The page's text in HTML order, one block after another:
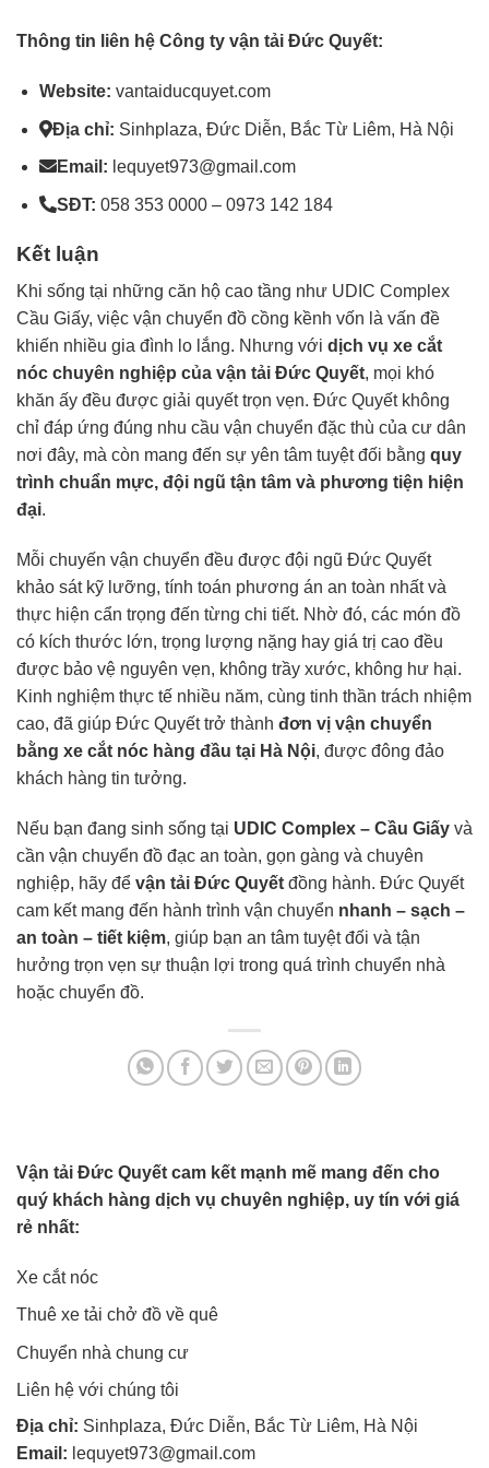
Thông tin liên hệ Công ty vận tải Đức Quyết:
Website: vantaiducquyet.com
Địa chỉ: Sinhplaza, Đức Diễn, Bắc Từ Liêm, Hà Nội
Email: lequyet973@gmail.com
SĐT: 058 353 0000 – 0973 142 184
Kết luận
Khi sống tại những căn hộ cao tầng như UDIC Complex
Cầu Giấy, việc vận chuyển đồ cồng kềnh vốn là vấn đề
khiến nhiều gia đình lo lắng. Nhưng với dịch vụ xe cắt
nóc chuyên nghiệp của vận tải Đức Quyết, mọi khó
khăn ấy đều được giải quyết trọn vẹn. Đức Quyết không
chỉ đáp ứng đúng nhu cầu vận chuyển đặc thù của cư dân
nơi đây, mà còn mang đến sự yên tâm tuyệt đối bằng quy
trình chuẩn mực, đội ngũ tận tâm và phương tiện hiện
đại.
Mỗi chuyến vận chuyển đều được đội ngũ Đức Quyết
khảo sát kỹ lưỡng, tính toán phương án an toàn nhất và
thực hiện cẩn trọng đến từng chi tiết. Nhờ đó, các món đồ
có kích thước lớn, trọng lượng nặng hay giá trị cao đều
được bảo vệ nguyên vẹn, không trầy xước, không hư hại.
Kinh nghiệm thực tế nhiều năm, cùng tinh thần trách nhiệm
cao, đã giúp Đức Quyết trở thành đơn vị vận chuyển
bằng xe cắt nóc hàng đầu tại Hà Nội, được đông đảo
khách hàng tin tưởng.
Nếu bạn đang sinh sống tại UDIC Complex – Cầu Giấy và
cần vận chuyển đồ đạc an toàn, gọn gàng và chuyên
nghiệp, hãy để vận tải Đức Quyết đồng hành. Đức Quyết
cam kết mang đến hành trình vận chuyển nhanh – sạch –
an toàn – tiết kiệm, giúp bạn an tâm tuyệt đối và tận
hưởng trọn vẹn sự thuận lợi trong quá trình chuyển nhà
hoặc chuyển đồ.
Vận tải Đức Quyết cam kết mạnh mẽ mang đến cho
quý khách hàng dịch vụ chuyên nghiệp, uy tín với giá
rẻ nhất:
Xe cắt nóc
Thuê xe tải chở đồ về quê
Chuyển nhà chung cư
Liên hệ với chúng tôi
Địa chỉ: Sinhplaza, Đức Diễn, Bắc Từ Liêm, Hà Nội
Email: lequyet973@gmail.com